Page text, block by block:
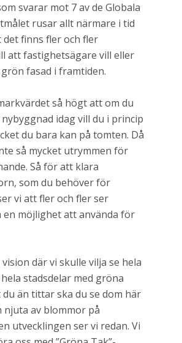
svarar mot 7 av de Globala
rusar allt närmare i tid
det finns fler och fler
att fastighetsägare vill eller
fasad i framtiden.
så högt att om du
idag vill du i princip
du bara kan på tomten. Då
så mycket utrymmen för
Så för att klara
som du behöver för
vi att fler och fler ser
en möjlighet att använda för
där vi skulle vilja se hela
stadsdelar med gröna
än tittar ska du se dom här
njuta av blommor på
utvecklingen ser vi redan. Vi